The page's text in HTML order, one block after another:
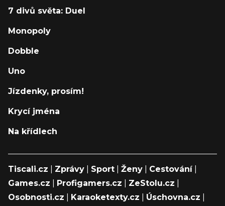
7 divů světa: Duel
Monopoly
Dobble
Uno
Jízdenky, prosím!
Krycí jména
Na křídlech
Tiscali.cz Zprávy Sport Ženy Cestování|
Games.cz
Profigamers.cz ZeStolu.cz
Osobnosti.cz
Karaoketexty.cz Úschovna.cz